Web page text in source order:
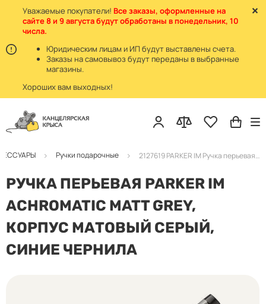
Уважаемые покупатели! Все заказы, оформленные на
сайте 8 и 9 августа будут обработаны в понедельник, 10
числа.
Юридическим лицам и ИП будут выставлены счета.
Заказы на самовывоз будут переданы в выбранные
магазины.
Хороших вам выходных!
Ручки подарочные 2127619 PARKER IM Ручка перьевая матовая серая
РУЧКА ПЕРЬЕВАЯ PARKER IM
ACHROMATIC MATT GREY,
КОРПУС МАТОВЫЙ СЕРЫЙ,
СИНИЕ ЧЕРНИЛА